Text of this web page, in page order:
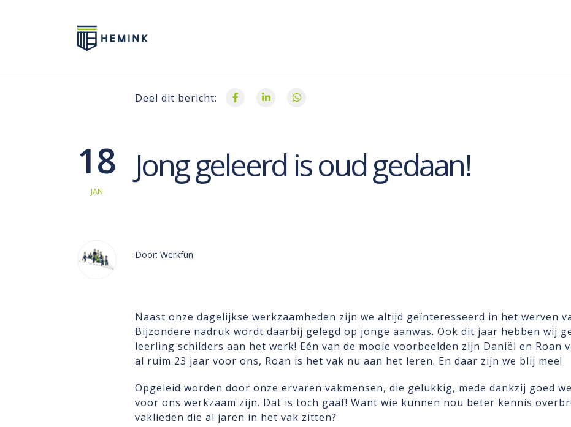
Deel dit bericht:
18
JAN
Jong geleerd is oud gedaan!
Door: Werkfun
Naast onze dagelijkse werkzaamheden zijn we altijd geïnteresseerd in het werven
Bijzondere nadruk wordt daarbij gelegd op jonge aanwas. Ook dit jaar hebben wij
leerling schilders aan het werk! Eén van de mooie voorbeelden zijn Daniël en Roan
al ruim 23 jaar voor ons, Roan is het vak nu aan het leren. En daar zijn we blij mee!
Opgeleid worden door onze ervaren vakmensen, die gelukkig, mede dankzij goed
voor ons werkzaam zijn. Dat is toch gaaf! Want wie kunnen nou beter kennis
vaklieden die al jaren in het vak zitten?